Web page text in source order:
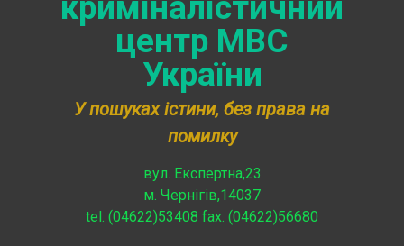
центр МВС
України
У пошуках істини, без права на
помилку
вул. Експертна,23
м. Чернігів,14037
tel. (04622)53408 fax. (04622)56680